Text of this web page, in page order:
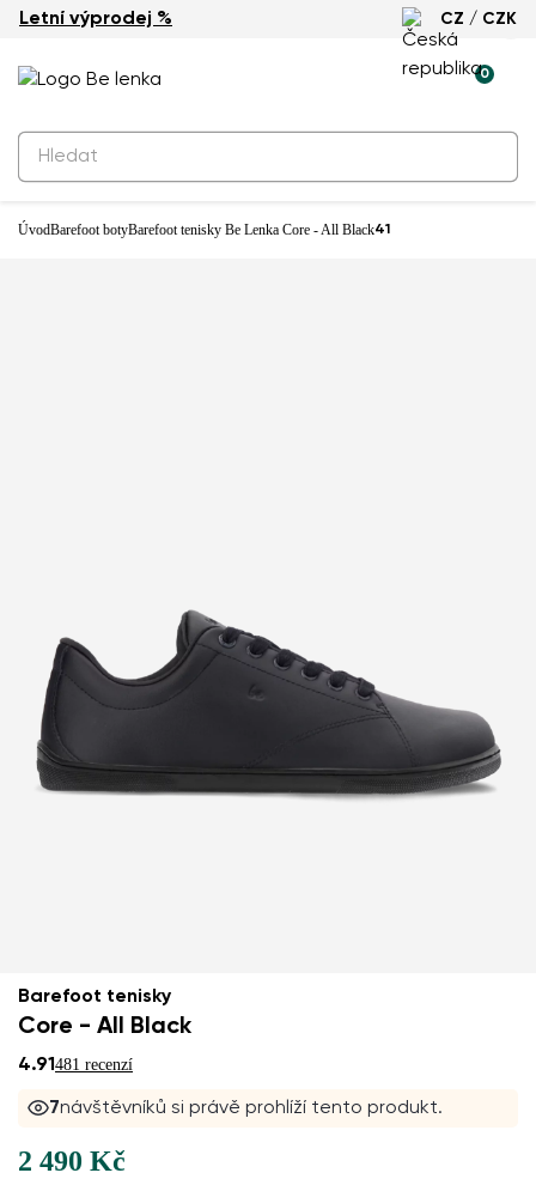
Letní výprodej % CZ / CZK
0
ÚvodBarefoot botyBarefoot tenisky Be Lenka Core - All Black41
Barefoot tenisky
Core - All Black
4.91481 recenzí
7návštěvníků si právě prohlíží tento produkt.
2 490 Kč